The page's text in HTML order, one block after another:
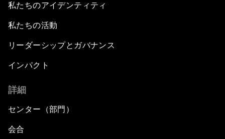
私たちのアイデンティティ
私たちの活動
リーダーシップとガバナンス
インパクト
詳細
センター（部門）
会合